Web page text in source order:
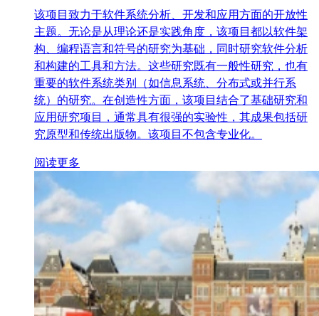
该项目致力于软件系统分析、开发和应用方面的开放性
主题。无论是从理论还是实践角度，该项目都以软件架
构、编程语言和符号的研究为基础，同时研究软件分析
和构建的工具和方法。这些研究既有一般性研究，也有
重要的软件系统类别（如信息系统、分布式或并行系
统）的研究。在创造性方面，该项目结合了基础研究和
应用研究项目，通常具有很强的实验性，其成果包括研
究原型和传统出版物。该项目不包含专业化。
阅读更多